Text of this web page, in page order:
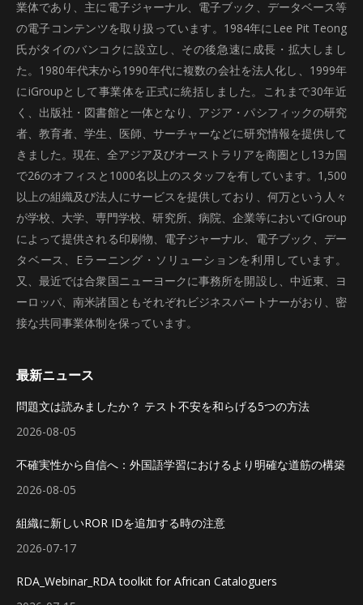
業体であり、主に電子ジャーナル、電子ブック、データベース等
の電子コンテンツを取り扱っています。1984年にLee Pit Teong
氏がタイのバンコクに設立し、その後急速に成長・拡大しまし
た。1980年代末から1990年代に複数の会社を法人化し、1999年
にiGroupとして事業体を正式に統括しました。これまで30年近
く、出版社・図書館と一体となり、アジア・パシフィックの研究
者、教育者、学生、医師、サーチャーなどに研究情報を提供して
きました。現在、全アジア及びオーストラリアを商圏とし13カ国
で26のオフィスと1000名以上のスタッフを有しています。1,500
以上の組織及び法人にサービスを提供しており、何万という人々
が学校、大学、専門学校、研究所、病院、企業等においてiGroup
によって提供される印刷物、電子ジャーナル、電子ブック、デー
タベース、Eラーニング・ソリューションを利用しています。
又、最近では合衆国ニューヨークに事務所を開設し、中近東、ヨ
ーロッパ、南米諸国ともそれぞれビジネスパートナーがおり、密
接な共同事業体制を保っています。
最新ニュース
問題文は読みましたか？ テスト不安を和らげる5つの方法
2026-08-05
不確実性から自信へ：外国語学習におけるより明確な道筋の構築
2026-08-05
組織に新しいROR IDを追加する時の注意
2026-07-17
RDA_Webinar_RDA toolkit for African Cataloguers